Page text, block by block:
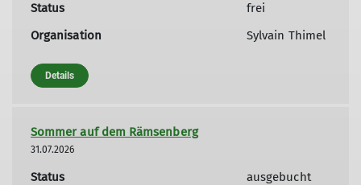
Status
frei
Organisation
Sylvain Thimel
Details
Sommer auf dem Rämsenberg
31.07.2026
Status
ausgebucht